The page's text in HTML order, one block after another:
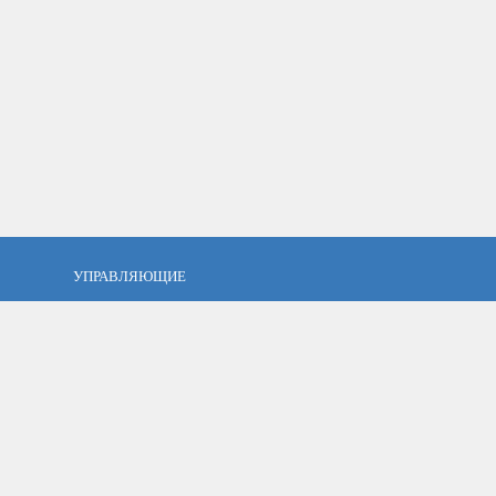
УПРАВЛЯЮЩИЕ